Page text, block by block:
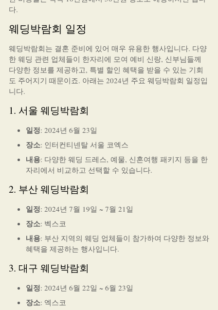
다.
웨딩박람회 일정
웨딩박람회는 결혼 준비에 있어 매우 유용한 행사입니다. 다양
한 웨딩 관련 업체들이 한자리에 모여 예비 신랑, 신부님들께
다양한 정보를 제공하고, 특별 할인 혜택을 받을 수 있는 기회
도 주어지기 때문이죠. 아래는 2024년 주요 웨딩박람회 일정입
니다.
1. 서울 웨딩박람회
일정: 2024년 6월 23일
장소: 인터컨티넨탈 서울 코엑스
내용: 다양한 웨딩 드레스, 예물, 신혼여행 패키지 등을 한
자리에서 비교하고 선택할 수 있습니다.
2. 부산 웨딩박람회
일정: 2024년 7월 19일 ~ 7월 21일
장소: 벡스코
내용: 부산 지역의 웨딩 업체들이 참가하여 다양한 정보와
혜택을 제공하는 행사입니다.
3. 대구 웨딩박람회
일정: 2024년 6월 22일 ~ 6월 23일
장소: 엑스코